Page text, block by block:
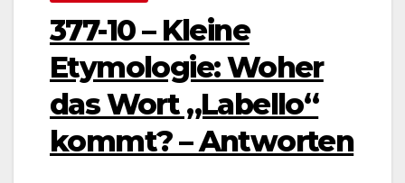
377-10 – Kleine
Etymologie: Woher
das Wort „Labello“
kommt? – Antworten